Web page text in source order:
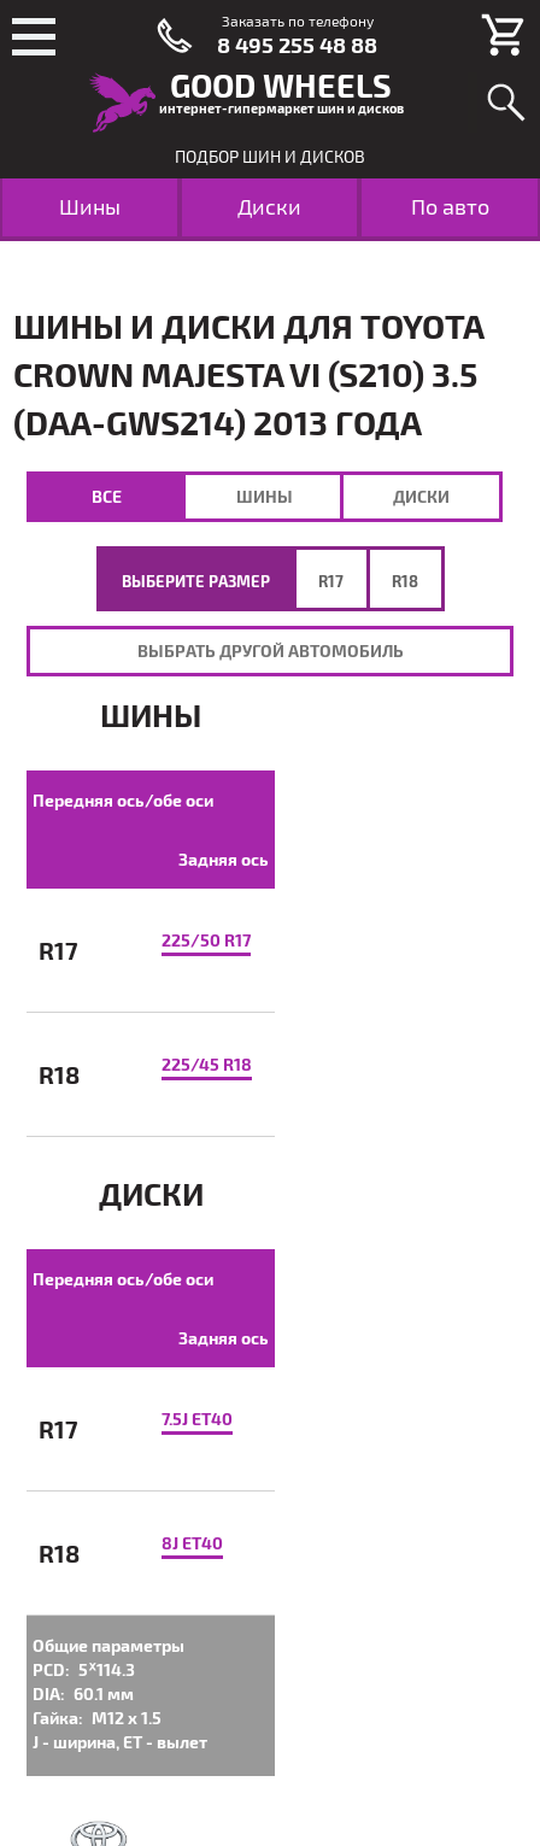
GOOD WHEELS
интернет-гипермаркет шин и дисков
ПОДБОР ШИН И ДИСКОВ
Шины Диски По авто
ШИНЫ И ДИСКИ ДЛЯ TOYOTA
CROWN MAJESTA VI (S210) 3.5
(DAA-GWS214) 2013 ГОДА
ВЫБЕРИТЕ РАЗМЕР R17 R18
ВЫБРАТЬ ДРУГОЙ АВТОМОБИЛЬ
ВСЕ ШИНЫ ДИСКИ
ШИНЫ
Передняя ось/обе оси
Задняя ось
R17 225/50 R17
R18 225/45 R18
ДИСКИ
Передняя ось/обе оси
Задняя ось
R17 7.5J ET40
R18 8J ET40
Общие параметры
PCD: 5ᕁ114.3
DIA: 60.1 мм
Гайка: M12 x 1.5
J - ширина, ET - вылет
Заказать по телефону
8 495 255 48 88